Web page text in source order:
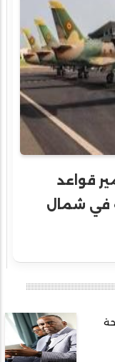
قواعد
في شمال